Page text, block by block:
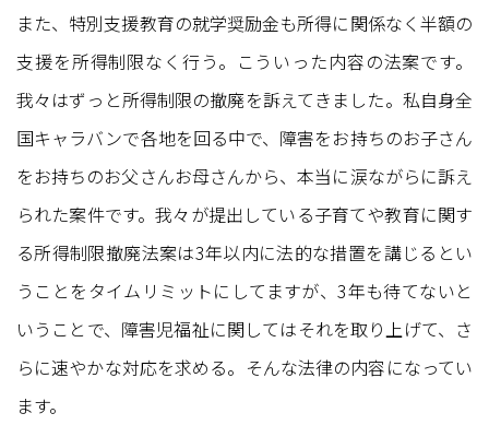
また、特別支援教育の就学奨励金も所得に関係なく半額の
支援を所得制限なく行う。こういった内容の法案です。
我々はずっと所得制限の撤廃を訴えてきました。私自身全
国キャラバンで各地を回る中で、障害をお持ちのお子さん
をお持ちのお父さんお母さんから、本当に涙ながらに訴え
られた案件です。我々が提出している子育てや教育に関す
る所得制限撤廃法案は3年以内に法的な措置を講じるとい
うことをタイムリミットにしてますが、3年も待てないと
いうことで、障害児福祉に関してはそれを取り上げて、さ
らに速やかな対応を求める。そんな法律の内容になってい
ます。